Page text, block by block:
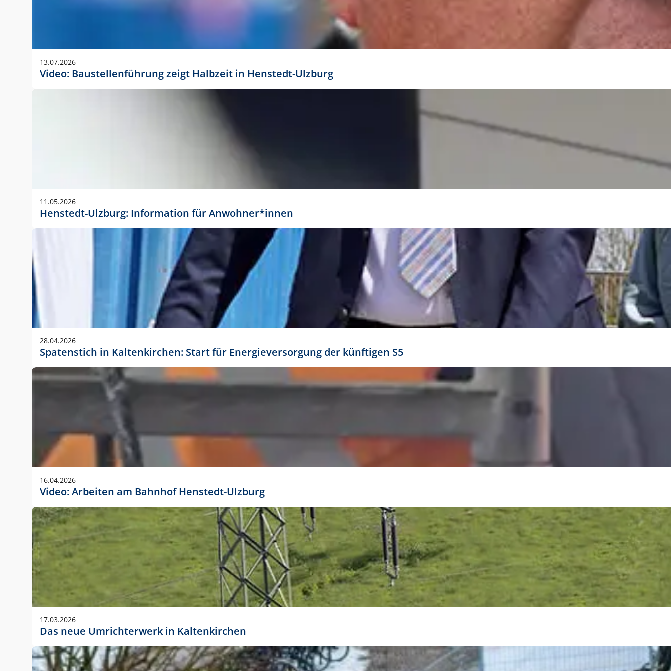
Anwendungsgröße im Layout:
Die Logohöhe beträgt 4 – 10 % der jeweiligen Formathöhe. Daraus ergeben sich für gängige Formate
folgende fest definierte Anwendungsgrößen im Layout:
DIN A3 – 15 mm hoch (5 %)
DIN A1 – 39 mm hoch (5 %)
DIN lang – 10 mm hoch (5 %)
1080 x 1080 px – 78 px hoch (7 %)
In Ausnahmefällen darf das Logo jedoch auch größer oder kleiner gesetzt werden. Dazu bedarf es jedoch
stets der vorherigen Absprache mit der Marketingabteilung.
13.07.2026
Video: Baustellenführung zeigt Halbzeit in Henstedt-Ulzburg
11.05.2026
Henstedt-Ulzburg: Information für Anwohner*innen
28.04.2026
Spatenstich in Kaltenkirchen: Start für Energieversorgung der künftigen S5
16.04.2026
Video: Arbeiten am Bahnhof Henstedt-Ulzburg
17.03.2026
Das neue Umrichterwerk in Kaltenkirchen